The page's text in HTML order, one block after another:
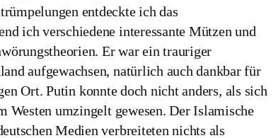
entdeckte ich das
ich verschiedene interessante Mützen und
Er war ein trauriger
aufgewachsen, natürlich auch dankbar für
Ort. Putin konnte doch nicht anders, als sich
Westen umzingelt gewesen. Der Islamische
Medien verbreiteten nichts als